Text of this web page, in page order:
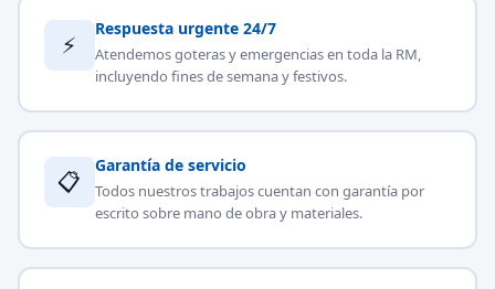
⚡
Respuesta urgente 24/7
Atendemos goteras y emergencias en toda la RM,
incluyendo fines de semana y festivos.
📋
Garantía de servicio
Todos nuestros trabajos cuentan con garantía por
escrito sobre mano de obra y materiales.